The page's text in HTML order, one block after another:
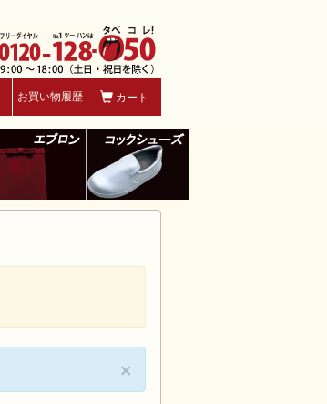
カート
お買い物履歴
×